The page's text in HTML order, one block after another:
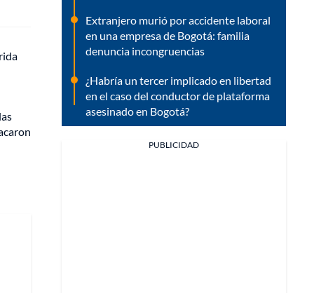
Extranjero murió por accidente laboral
en una empresa de Bogotá: familia
denuncia incongruencias
¿Habría un tercer implicado en libertad
en el caso del conductor de plataforma
asesinado en Bogotá?
PUBLICIDAD